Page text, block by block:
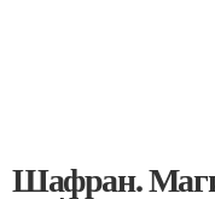
Шафран.